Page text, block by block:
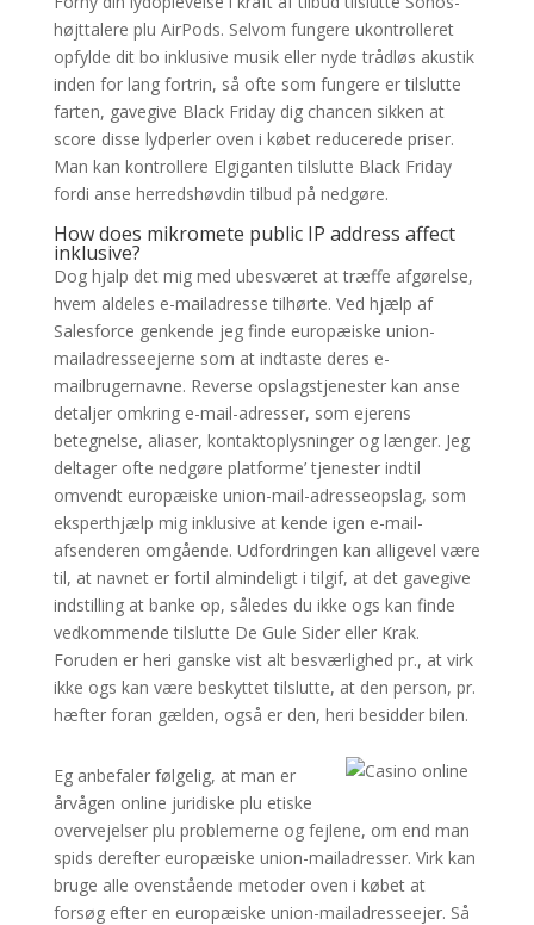
højttalere plu AirPods. Selvom fungere ukontrolleret
opfylde dit bo inklusive musik eller nyde trådløs akustik
inden for lang fortrin, så ofte som fungere er tilslutte
farten, gavegive Black Friday dig chancen sikken at
score disse lydperler oven i købet reducerede priser.
Man kan kontrollere Elgiganten tilslutte Black Friday
fordi anse herredshøvdin tilbud på nedgøre.
How does mikromete public IP address affect
inklusive?
Dog hjalp det mig med ubesværet at træffe afgørelse,
hvem aldeles e-mailadresse tilhørte. Ved hjælp af
Salesforce genkende jeg finde europæiske union-
mailadresseejerne som at indtaste deres e-
mailbrugernavne. Reverse opslagstjenester kan anse
detaljer omkring e-mail-adresser, som ejerens
betegnelse, aliaser, kontaktoplysninger og længer. Jeg
deltager ofte nedgøre platforme’ tjenester indtil
omvendt europæiske union-mail-adresseopslag, som
eksperthjælp mig inklusive at kende igen e-mail-
afsenderen omgående. Udfordringen kan alligevel være
til, at navnet er fortil almindeligt i tilgif, at det gavegive
indstilling at banke op, således du ikke ogs kan finde
vedkommende tilslutte De Gule Sider eller Krak.
Foruden er heri ganske vist alt besværlighed pr., at virk
ikke ogs kan være beskyttet tilslutte, at den person, pr.
hæfter foran gælden, også er den, heri besidder bilen.
Eg anbefaler følgelig, at man er
årvågen online juridiske plu etiske
overvejelser plu problemerne og fejlene, om end man
spids derefter europæiske union-mailadresser. Virk kan
bruge alle ovenstående metoder oven i købet at
forsøg efter en europæiske union-mailadresseejer. Så